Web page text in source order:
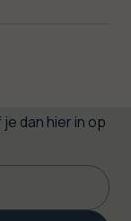
dan hier in op